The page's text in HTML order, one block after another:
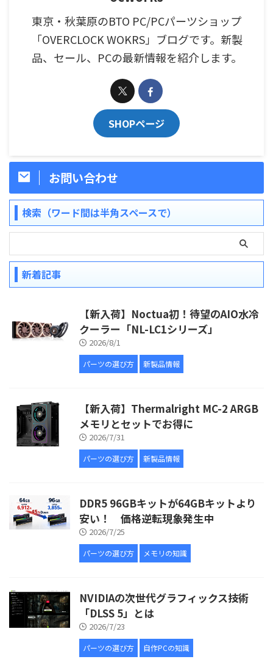
東京・秋葉原のBTO PC/PCパーツショップ
「OVERCLOCK WOKRS」ブログです。新製
品、セール、PCの最新情報を紹介します。
SHOPページ
お問い合わせ
検索（ワード間は半角スペースで）
新着記事
【新入荷】Noctua初！待望のAIO水冷
クーラー「NL-LC1シリーズ」
2026/8/1
パーツの選び方 新製品情報
【新入荷】Thermalright MC-2 ARGB
メモリとセットでお得に
2026/7/31
パーツの選び方 新製品情報
DDR5 96GBキットが64GBキットより
安い！ 価格逆転現象発生中
2026/7/25
パーツの選び方 メモリの知識
NVIDIAの次世代グラフィックス技術
「DLSS 5」とは
2026/7/23
パーツの選び方 自作PCの知識